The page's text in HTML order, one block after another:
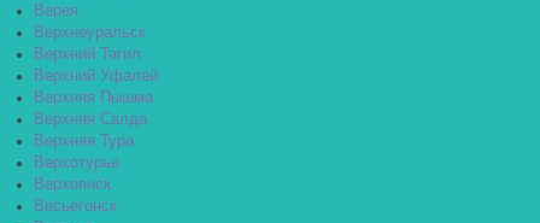
Верея
Верхнеуральск
Верхний Тагил
Верхний Уфалей
Верхняя Пышма
Верхняя Салда
Верхняя Тура
Верхотурье
Верхоянск
Весьегонск